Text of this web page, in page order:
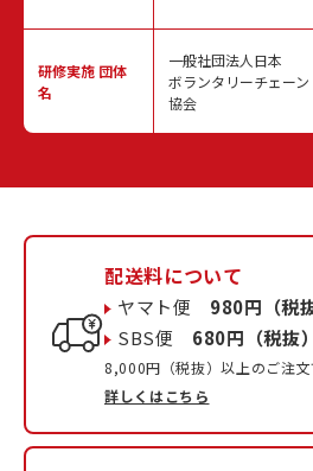
研修実施 団体
名
一般社団法人日本
ボランタリーチェーン
協会
配送料について
ヤマト便 980円（税抜
SBS便 680円（税抜）
8,000円（税抜）以上のご注
詳しくはこちら